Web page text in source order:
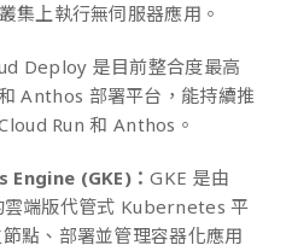
集上執行無伺服器應用。
Deploy 是目前整合度最高
Anthos 部署平台，能持續推
Run 和 Anthos。
(GKE)：GKE 是由
端版代管式 Kubernetes 平
點、部署並管理容器化應用